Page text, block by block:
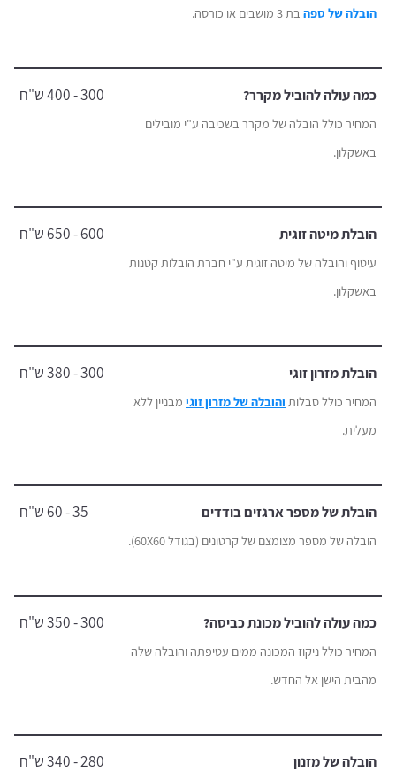
הובלה של ספה בת 3 מושבים או כורסה.
כמה עולה להוביל מקרר?
המחיר כולל הובלה של מקרר בשכיבה ע"י מובילים
באשקלון.
300 - 400 ש"ח
הובלת מיטה זוגית
עיטוף והובלה של מיטה זוגית ע"י חברת הובלות קטנות
באשקלון.
600 - 650 ש"ח
הובלת מזרון זוגי
המחיר כולל סבלות והובלה של מזרון זוגי מבניין ללא
מעלית.
300 - 380 ש"ח
הובלת של מספר ארגזים בודדים
הובלה של מספר מצומצם של קרטונים (בגודל 60X60).
35 - 60 ש"ח
כמה עולה להוביל מכונת כביסה?
המחיר כולל ניקוז המכונה ממים עטיפתה והובלה שלה
מהבית הישן אל החדש.
300 - 350 ש"ח
הובלה של מזנון 280 - 340 ש"ח